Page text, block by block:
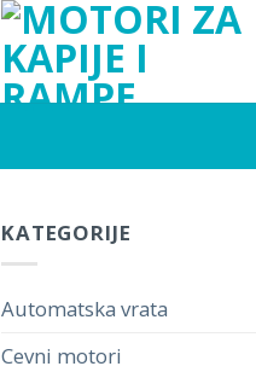
KATEGORIJE
Automatska vrata
Cevni motori